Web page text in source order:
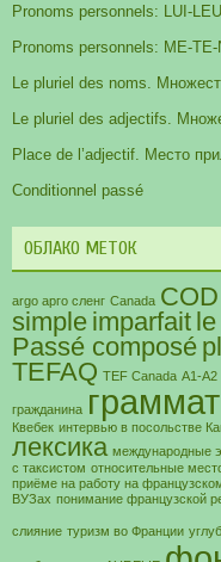
Pronoms personnels: LUI-
Pronoms personnels: ME-
Le pluriel des noms.
Le pluriel des adjectifs.
Place de l’adjectif. Место
Conditionnel passé
ОБЛАКО МЕТОК
argo арго сленг Canada COD
simple imparfait
Passé composé
TEFAQ TEF Canada А1-А2
гражданина
Квебек интервью в посольстве
лексика международные
с таксистом относительные
приёме на работу на
ВУЗах понимание французской
слияние туризм во Франции